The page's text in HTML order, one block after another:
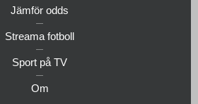
Jämför odds
Streama fotboll
Sport på TV
Om